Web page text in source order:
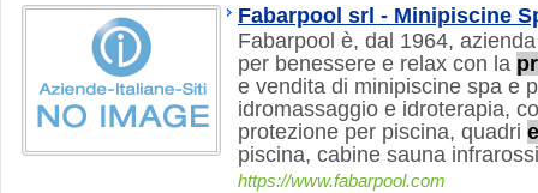
Fabarpool srl - Minipiscine
Fabarpool è, dal 1964,
per benessere e relax con la
e vendita di minipiscine spa e
idromassaggio e idroterapia,
protezione per piscina, quadri
piscina, cabine sauna
https://www.fabarpool.com